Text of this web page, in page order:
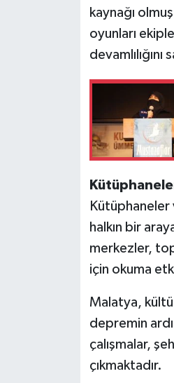
kaynağı
oyunları
devamlılığını
Kütüphaneler
halkın bir
merkezler,
için okuma
Malatya,
depremin
çalışmalar,
çıkmaktadır.